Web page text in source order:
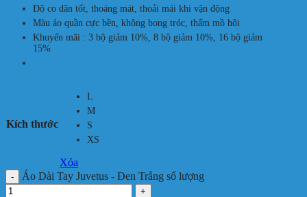
Độ co dãn tốt, thoáng mát, thoải mái khi vận động
Màu áo quần cực bền, không bong tróc, thấm mồ hôi
Khuyến mãi : 3 bộ giảm 10%, 8 bộ giảm 10%, 16 bộ giảm
15%
Kích thước
L
M
S
XS
Xóa
Áo Dài Tay Juvetus - Đen Trắng số lượng